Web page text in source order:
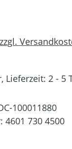
Lieferzeit: 2 - 5
100011880
4601 730 4500